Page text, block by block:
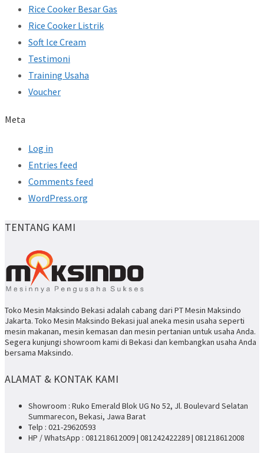
Rice Cooker Besar Gas
Rice Cooker Listrik
Soft Ice Cream
Testimoni
Training Usaha
Voucher
Meta
Log in
Entries feed
Comments feed
WordPress.org
TENTANG KAMI
Toko Mesin Maksindo Bekasi adalah cabang dari PT Mesin Maksindo
Jakarta. Toko Mesin Maksindo Bekasi jual aneka mesin usaha seperti
mesin makanan, mesin kemasan dan mesin pertanian untuk usaha Anda.
Segera kunjungi showroom kami di Bekasi dan kembangkan usaha Anda
bersama Maksindo.
ALAMAT & KONTAK KAMI
Showroom : Ruko Emerald Blok UG No 52, Jl. Boulevard Selatan
Summarecon, Bekasi, Jawa Barat
Telp : 021-29620593
HP / WhatsApp : 081218612009 | 081242422289 | 081218612008